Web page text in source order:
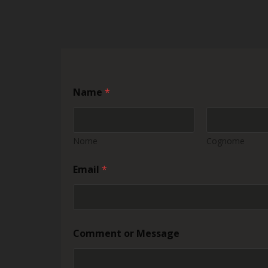
Name *
Nome Cognome
Email *
o
Comment or Message